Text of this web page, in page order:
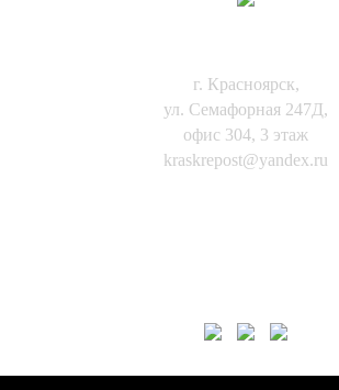
г. Красноярск,
ул. Семафорная 247Д,
офис 304, 3 этаж
kraskrepost@yandex.ru